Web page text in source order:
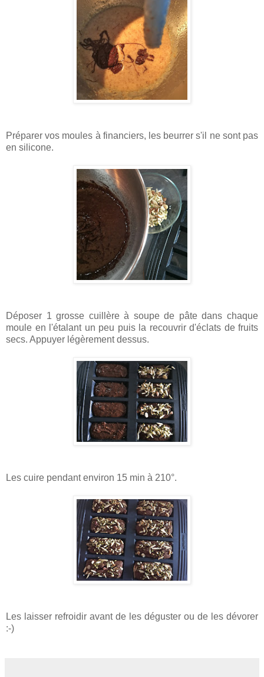
Préparer vos moules à financiers, les beurrer s'il ne sont pas
en silicone.
Déposer 1 grosse cuillère à soupe de pâte dans chaque
moule en l'étalant un peu puis la recouvrir d'éclats de fruits
secs. Appuyer légèrement dessus.
Les cuire pendant environ 15 min à 210°.
Les laisser refroidir avant de les déguster ou de les dévorer
:-)